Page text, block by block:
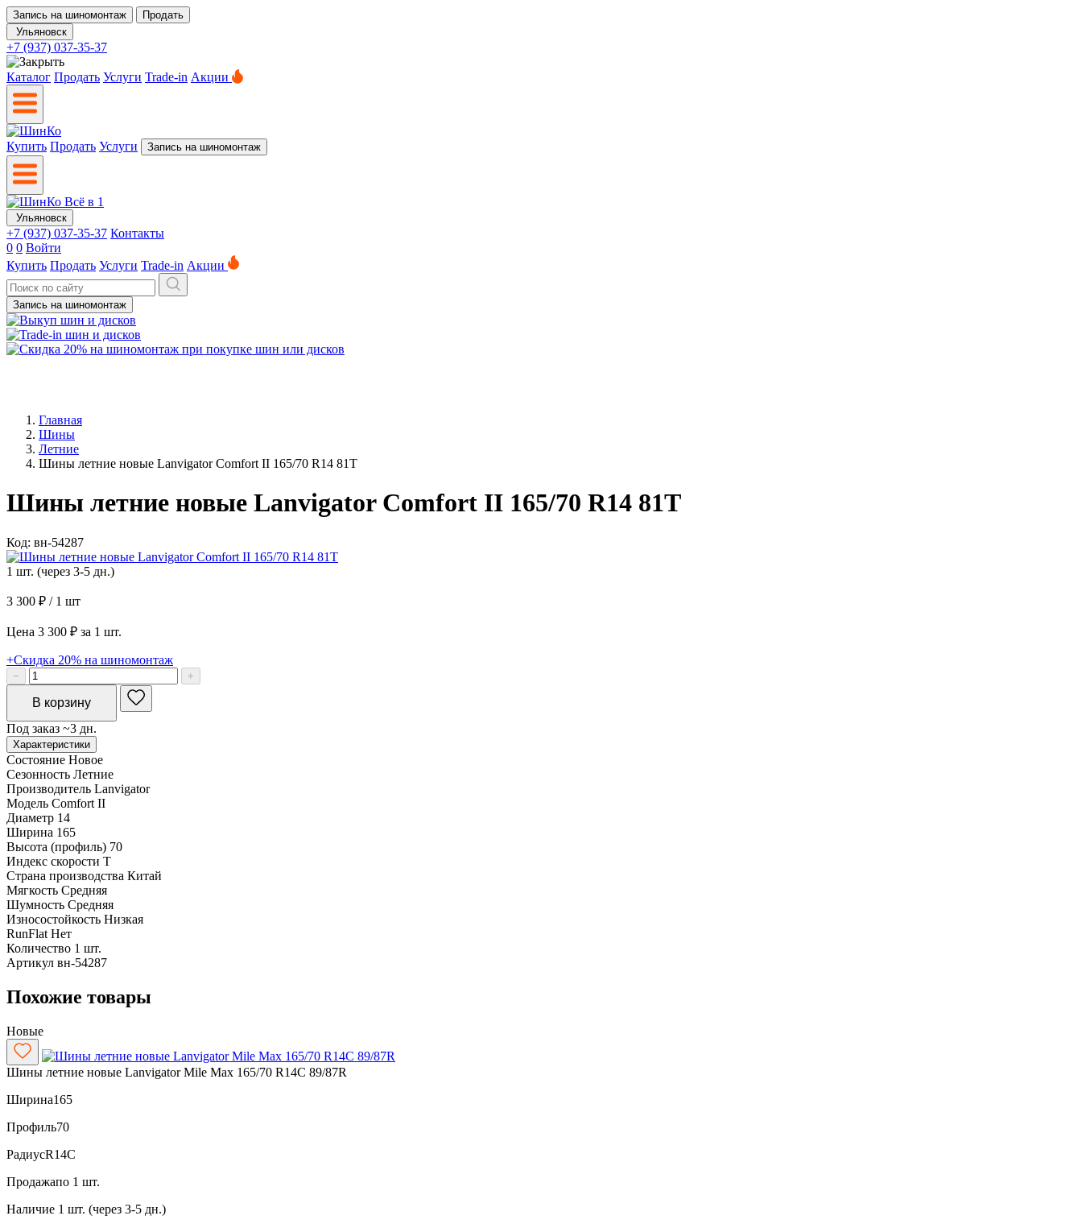
Запись на шиномонтаж
Продать
Ульяновск
+7 (937) 037-35-37
Каталог Продать Услуги Trade-in Акции
Купить Продать Услуги Запись на шиномонтаж
Ульяновск
+7 (937) 037-35-37 Контакты
0 0 Войти
Купить Продать Услуги Trade-in Акции
Запись на шиномонтаж
Главная
Шины
Летние
Шины летние новые Lanvigator Comfort II 165/70 R14 81T
Шины летние новые Lanvigator Comfort II 165/70 R14 81T
Код: вн-54287
1 шт. (через 3-5 дн.)
3 300 ₽ / 1 шт
Цена 3 300 ₽ за 1 шт.
+Скидка 20% на шиномонтаж
− +
В корзину
Под заказ ~3 дн.
Характеристики
Состояние Новое
Сезонность Летние
Производитель Lanvigator
Модель Comfort II
Диаметр 14
Ширина 165
Высота (профиль) 70
Индекс скорости T
Страна производства Китай
Мягкость Средняя
Шумность Средняя
Износостойкость Низкая
RunFlat Нет
Количество 1 шт.
Артикул вн-54287
Похожие товары
Новые
Шины летние новые Lanvigator Mile Max 165/70 R14C 89/87R
Ширина165
Профиль70
РадиусR14C
Продажапо 1 шт.
Наличие 1 шт. (через 3-5 дн.)